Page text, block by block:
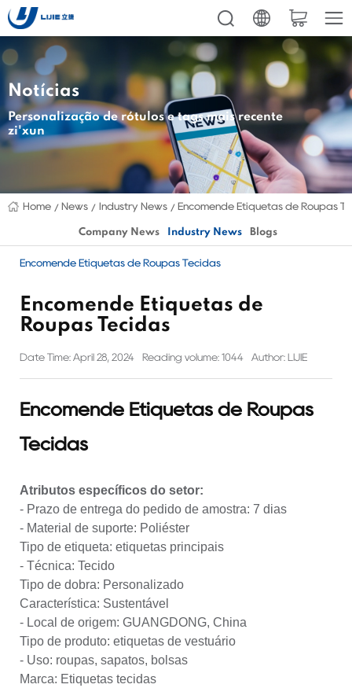
Notícias
Personalização de rótulos e tags mais recente
zi'xun
Home News Industry News Encomende Etiquetas de Roupas
Company News Industry News Blogs
Encomende Etiquetas de Roupas Tecidas
Encomende Etiquetas de
Roupas Tecidas
Date Time: April 28, 2024 Reading volume: 1044 Author: LIJIE
Encomende Etiquetas de Roupas
Tecidas
Atributos específicos do setor:
- Prazo de entrega do pedido de amostra: 7 dias
- Material de suporte: Poliéster
Tipo de etiqueta: etiquetas principais
- Técnica: Tecido
Tipo de dobra: Personalizado
Característica: Sustentável
- Local de origem: GUANGDONG, China
Tipo de produto: etiquetas de vestuário
- Uso: roupas, sapatos, bolsas
Marca: Etiquetas tecidas